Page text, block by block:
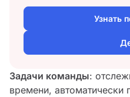
Задачи команды:
времени, автоматически
Узнать